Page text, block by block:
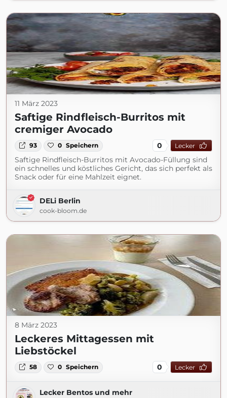
11 März 2023
Saftige Rindfleisch-Burritos mit
cremiger Avocado
93 0 Speichern 0 Lecker
Saftige Rindfleisch-Burritos mit Avocado-Füllung sind
ein schnelles und köstliches Gericht, das sich perfekt als
Snack oder für eine Mahlzeit eignet.
DELi Berlin
cook-bloom.de
8 März 2023
Leckeres Mittagessen mit
Liebstöckel
58 0 Speichern 0 Lecker
Lecker Bentos und mehr